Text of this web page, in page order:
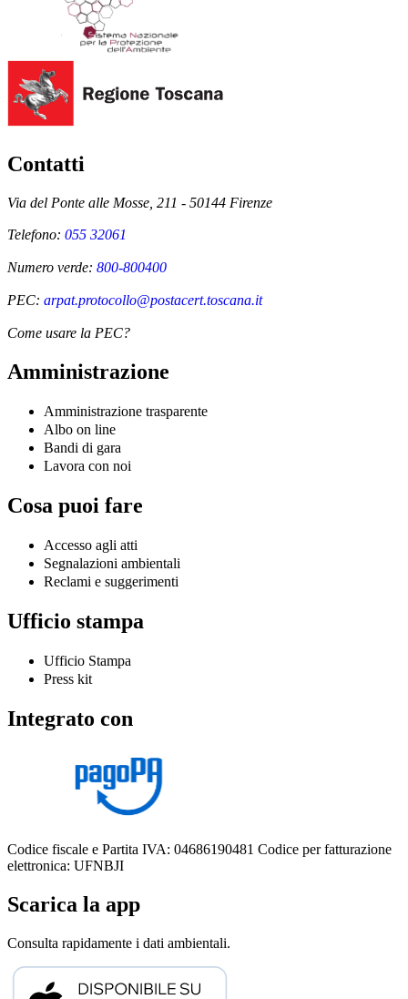
Contatti
Via del Ponte alle Mosse, 211 - 50144 Firenze
Telefono: 055 32061
Numero verde: 800-800400
PEC: arpat.protocollo@postacert.toscana.it
Come usare la PEC?
Amministrazione
Amministrazione trasparente
Albo on line
Bandi di gara
Lavora con noi
Cosa puoi fare
Accesso agli atti
Segnalazioni ambientali
Reclami e suggerimenti
Ufficio stampa
Ufficio Stampa
Press kit
Integrato con
Codice fiscale e Partita IVA: 04686190481 Codice per fatturazione
elettronica: UFNBJI
Scarica la app
Consulta rapidamente i dati ambientali.